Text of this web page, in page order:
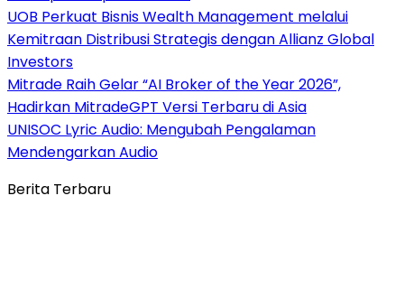
UOB Perkuat Bisnis Wealth Management melalui
Kemitraan Distribusi Strategis dengan Allianz Global
Investors
Mitrade Raih Gelar “AI Broker of the Year 2026”,
Hadirkan MitradeGPT Versi Terbaru di Asia
UNISOC Lyric Audio: Mengubah Pengalaman
Mendengarkan Audio
Berita Terbaru